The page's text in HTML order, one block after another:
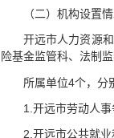
（二）机构设置
开远市人力资源
险基金监管科、法制
所属单位4个，分
1.开远市劳动人事
2.开远市公共就